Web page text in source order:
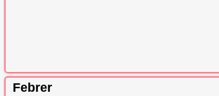
Febrer